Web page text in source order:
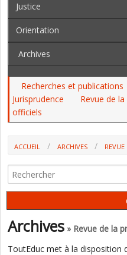
Justice
Orientation
Archives
Recherches et publications
Jurisprudence
Revue de
officiels
ACCUEIL ARCHIVES
REVUE
JANVIER 2026 (P. WATRELOT)
Archives » Revue de la
ToutEduc met à la disposition